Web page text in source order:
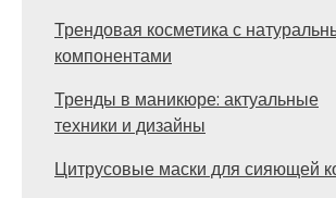
Трендовая косметика с
компонентами
Тренды в маникюре: актуальные
техники и дизайны
Цитрусовые маски для сияющей